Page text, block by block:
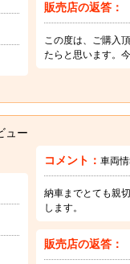
販売店の返答：
この度は、ご購入
たらと思います。
ュー
コメント： 車両
納車までとても親
します。
販売店の返答：